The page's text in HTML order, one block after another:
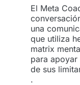
El Meta
una
que utiliza
matrix
para
de sus
.